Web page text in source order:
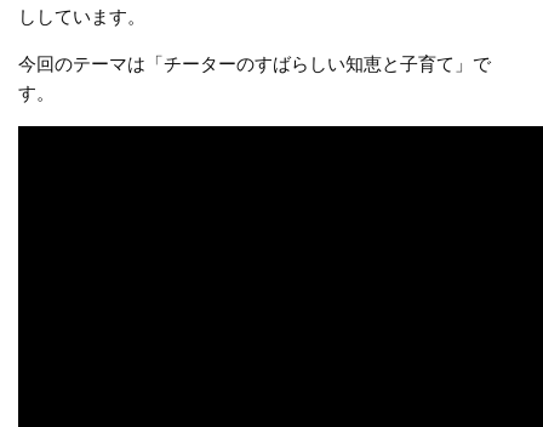
ししています。
今回のテーマは「チーターのすばらしい知恵と子育て」で
す。